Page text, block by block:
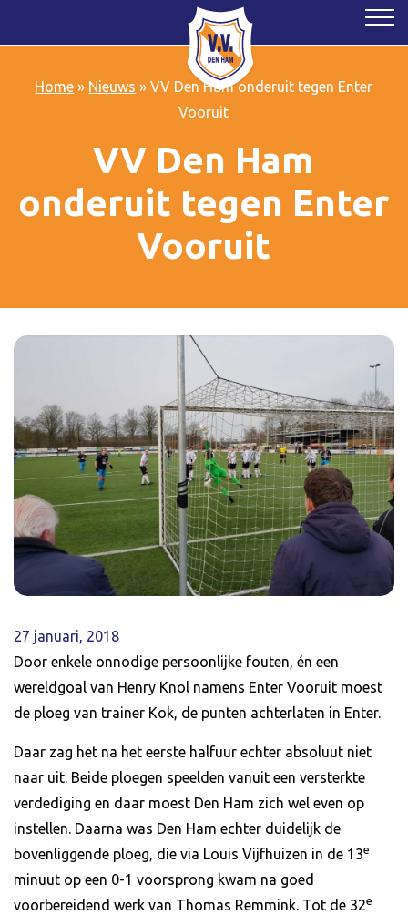
Home » Nieuws »VV Den Ham onderuit tegen Enter
Vooruit
VV Den Ham
onderuit tegen Enter
Vooruit
27 januari, 2018
Door enkele onnodige persoonlijke fouten, én een
wereldgoal van Henry Knol namens Enter Vooruit moest
de ploeg van trainer Kok, de punten achterlaten in Enter.
Daar zag het na het eerste halfuur echter absoluut niet
naar uit. Beide ploegen speelden vanuit een versterkte
verdediging en daar moest Den Ham zich wel even op
instellen. Daarna was Den Ham echter duidelijk de
bovenliggende ploeg, die via Louis Vijfhuizen in de 13e
minuut op een 0-1 voorsprong kwam na goed
voorbereidend werk van Thomas Remmink. Tot de 32e